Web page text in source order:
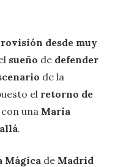
desde muy
sueño de defender
de la
el retorno de
con una Maria
.
Mágica de Madrid